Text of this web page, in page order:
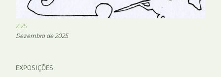
2125
Dezembro de 2025
EXPOSIÇÕES